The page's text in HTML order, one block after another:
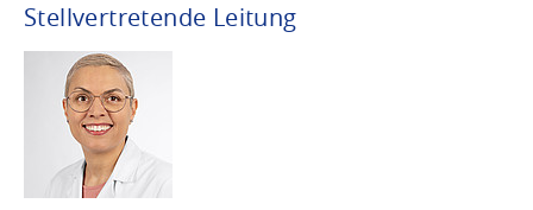
Stellvertretende Leitung